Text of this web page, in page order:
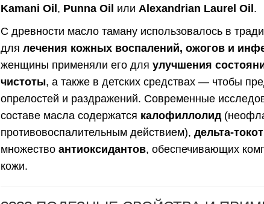
Kamani Oil , Punna Oil или Alexandrian Laurel Oil .
С древности масло таману использовалось в
для лечения кожных воспалений, ожогов и
женщины применяли его для улучшения
чистоты, а также в детских средствах — чтобы
опрелостей и раздражений. Современные
составе масла содержатся калофиллолид
противовоспалительным действием), дельта-
множество антиоксидантов, обеспечивающих
кожи.